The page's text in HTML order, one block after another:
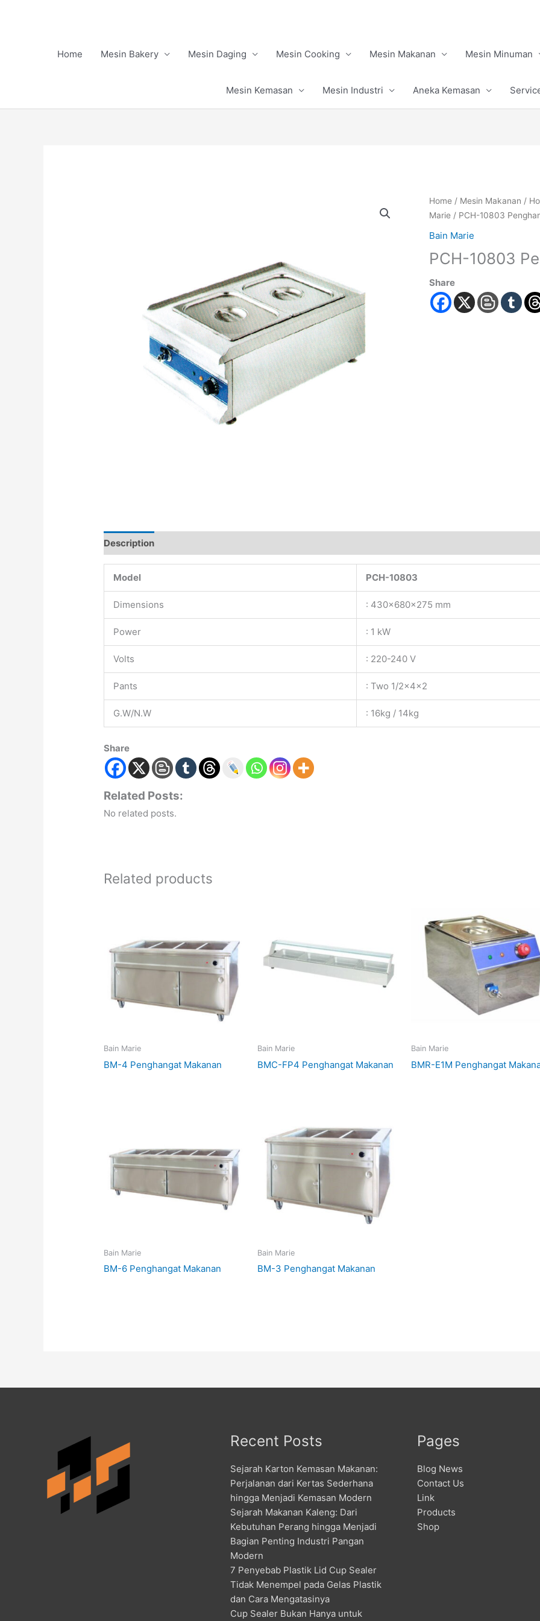
Home
Mesin Bakery Mesin Daging Mesin Cooking Mesin Makanan Mesin Minuman
Mesin Kemasan Mesin Industri Aneka Kemasan
Home / Mesin Makanan /
Marie / PCH-10803
Bain Marie
PCH-10803
Share
Description
Model PCH-10803
Dimensions : 430x680x275 mm
Power : 1 kW
Volts : 220-240 V
Pants : Two 1/2x4x2
G.W/N.W : 16kg / 14kg
Share
Related Posts:
No related posts.
Related products
Bain Marie
BM-4 Penghangat Makanan
Bain Marie
BMC-FP4 Penghangat Makanan
Bain Marie
BMR-E1M Penghangat
Bain Marie
BM-6 Penghangat Makanan
Bain Marie
BM-3 Penghangat Makanan
Recent Posts
Sejarah Karton Kemasan Makanan:
Perjalanan dari Kertas Sederhana
hingga Menjadi Kemasan Modern
Sejarah Makanan Kaleng: Dari
Kebutuhan Perang hingga Menjadi
Bagian Penting Industri Pangan
Modern
7 Penyebab Plastik Lid Cup Sealer
Tidak Menempel pada Gelas Plastik
dan Cara Mengatasinya
Cup Sealer Bukan Hanya untuk
Pages
Blog News
Contact Us
Link
Products
Shop